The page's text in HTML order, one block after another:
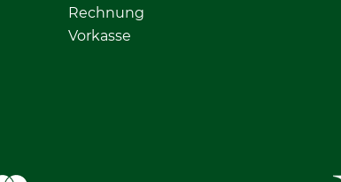
Rechnung
Vorkasse